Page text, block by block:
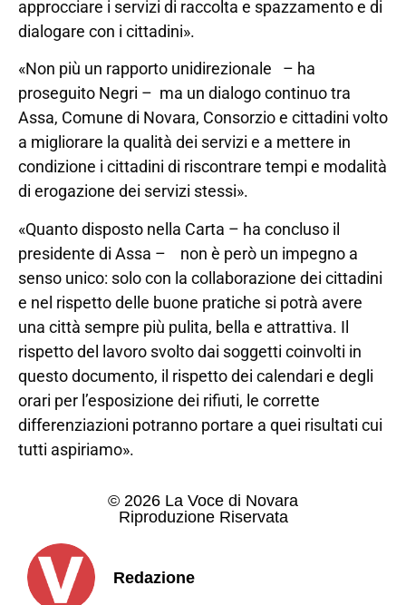
approcciare i servizi di raccolta e spazzamento e di
dialogare con i cittadini».
«Non più un rapporto unidirezionale – ha
proseguito Negri – ma un dialogo continuo tra
Assa, Comune di Novara, Consorzio e cittadini volto
a migliorare la qualità dei servizi e a mettere in
condizione i cittadini di riscontrare tempi e modalità
di erogazione dei servizi stessi».
«Quanto disposto nella Carta – ha concluso il
presidente di Assa – non è però un impegno a
senso unico: solo con la collaborazione dei cittadini
e nel rispetto delle buone pratiche si potrà avere
una città sempre più pulita, bella e attrattiva. Il
rispetto del lavoro svolto dai soggetti coinvolti in
questo documento, il rispetto dei calendari e degli
orari per l’esposizione dei rifiuti, le corrette
differenziazioni potranno portare a quei risultati cui
tutti aspiriamo».
© 2026 La Voce di Novara
Riproduzione Riservata
Redazione